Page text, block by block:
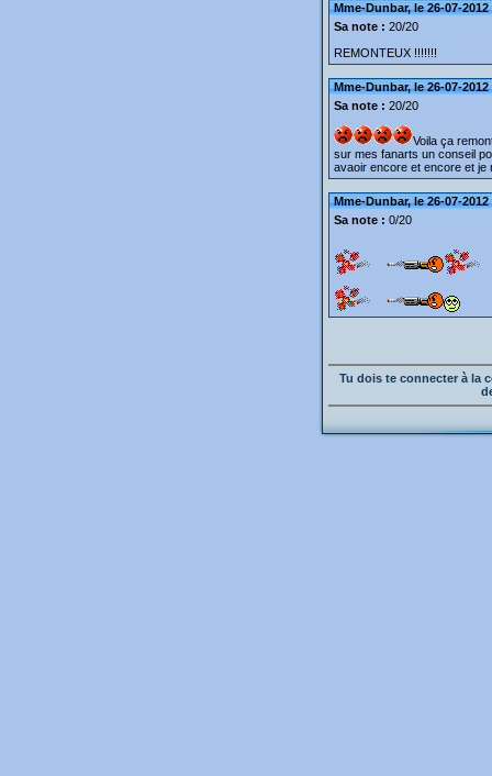
Mme-Dunbar, le 26-07-2012
Sa note : 20/20
REMONTEUX !!!!!!!
Mme-Dunbar, le 26-07-2012
Sa note : 20/20
Voila ça
sur mes fanarts un conseil
avaoir encore et encore et
Mme-Dunbar, le 26-07-2012
Sa note : 0/20
Tu dois te connecter à la